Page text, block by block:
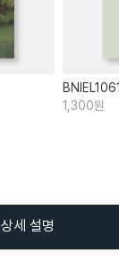
BNIEL1061
1,300원
상세 설명